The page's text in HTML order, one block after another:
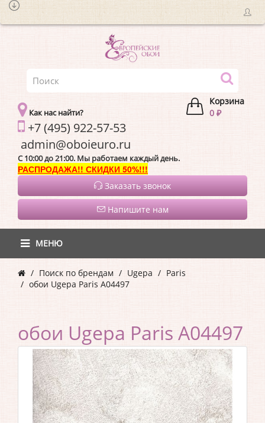
Корзина
0 ₽
Как нас найти?
+7 (495) 922-57-53
C 10:00 до 21:00. Мы работаем каждый день.
РАСПРОДАЖА!! СКИДКИ 50%!!!
Заказать звонок
Напишите нам
МЕНЮ
Поиск по брендам Ugepa
Paris
обои Ugepa Paris A04497
обои Ugepa Paris A04497